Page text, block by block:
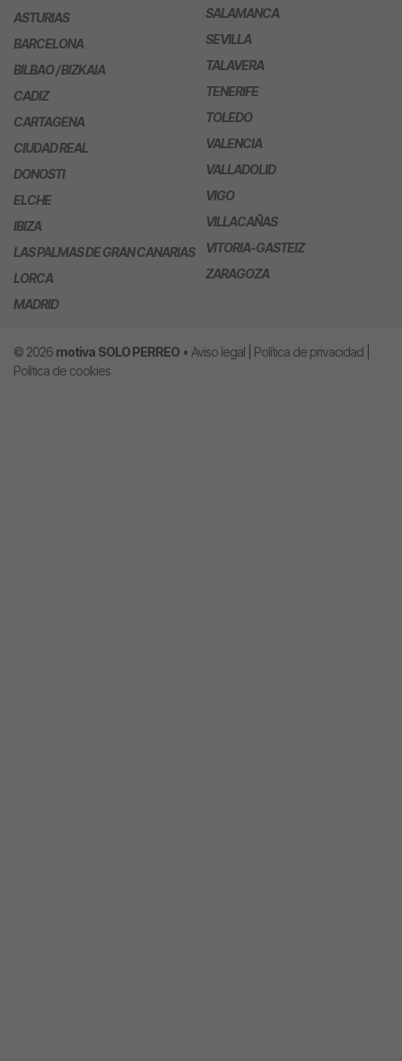
ASTURIAS
BARCELONA
BILBAO / BIZKAIA
CADIZ
CARTAGENA
CIUDAD REAL
DONOSTI
ELCHE
IBIZA
LAS PALMAS DE GRAN CANARIAS
LORCA
MADRID
SALAMANCA
SEVILLA
TALAVERA
TENERIFE
TOLEDO
VALENCIA
VALLADOLID
VIGO
VILLACAÑAS
VITORIA-GASTEIZ
ZARAGOZA
© 2026 motiva SOLO PERREO • Aviso legal Política de privacidad
Política de cookies